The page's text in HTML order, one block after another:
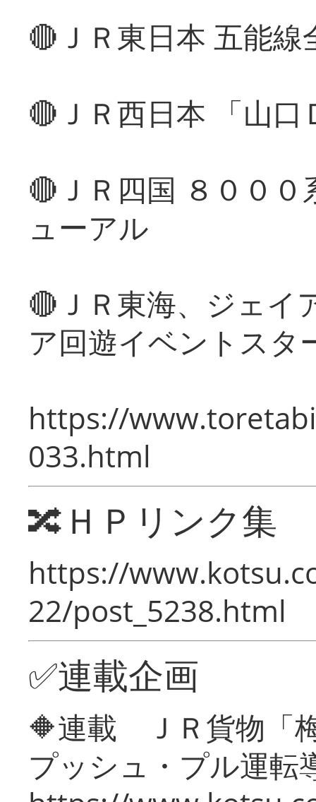
🔴ＪＲ東日本 五能
🔴ＪＲ西日本 「山
🔴ＪＲ四国 ８００
ューアル
🔴ＪＲ東海、ジェイ
ア回遊イベントスタ
https://
033.html
🔀ＨＰリンク集
https://
22/post_5238.html
✅連載企画
🔶連載 ＪＲ貨物「
プッシュ・プル運転